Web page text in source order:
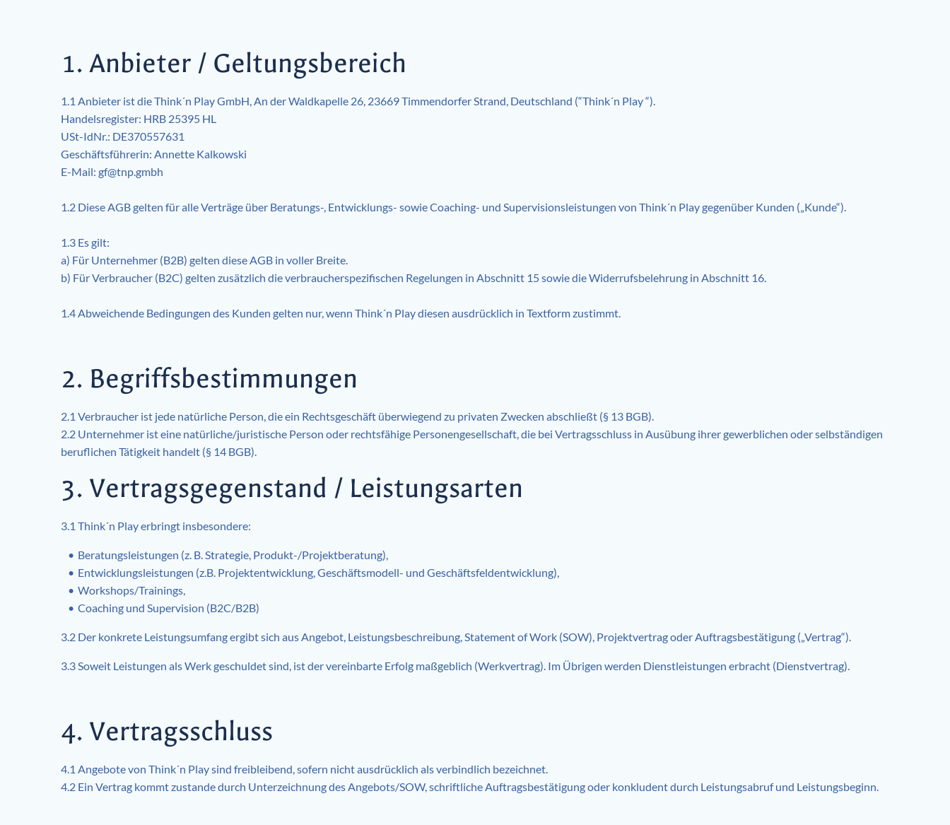
1. Anbieter / Geltungsbereich
1.1 Anbieter ist die Think´n Play GmbH, An der Waldkapelle 26, 23669 Timmendorfer Strand, Deutschland (“Think´n Play “).
Handelsregister: HRB 25395 HL
USt-IdNr.: DE370557631
Geschäftsführerin: Annette Kalkowski
E-Mail: gf@tnp.gmbh
1.2 Diese AGB gelten für alle Verträge über Beratungs-, Entwicklungs- sowie Coaching- und Supervisionsleistungen von Think´n Play gegenüber Kunden („Kunde“).
1.3 Es gilt:
a) Für Unternehmer (B2B) gelten diese AGB in voller Breite.
b) Für Verbraucher (B2C) gelten zusätzlich die verbraucherspezifischen Regelungen in Abschnitt 15 sowie die Widerrufsbelehrung in Abschnitt 16.
1.4 Abweichende Bedingungen des Kunden gelten nur, wenn Think´n Play diesen ausdrücklich in Textform zustimmt.
2. Begriffsbestimmungen
2.1 Verbraucher ist jede natürliche Person, die ein Rechtsgeschäft überwiegend zu privaten Zwecken abschließt (§ 13 BGB).
2.2 Unternehmer ist eine natürliche/juristische Person oder rechtsfähige Personengesellschaft, die bei Vertragsschluss in Ausübung ihrer gewerblichen oder selbständigen
beruflichen Tätigkeit handelt (§ 14 BGB).
3. Vertragsgegenstand / Leistungsarten
3.1 Think´n Play erbringt insbesondere:
Beratungsleistungen (z. B. Strategie, Produkt-/Projektberatung),
Entwicklungsleistungen (z.B. Projektentwicklung, Geschäftsmodell- und Geschäftsfeldentwicklung),
Workshops/Trainings,
Coaching und Supervision (B2C/B2B)
3.2 Der konkrete Leistungsumfang ergibt sich aus Angebot, Leistungsbeschreibung, Statement of Work (SOW), Projektvertrag oder Auftragsbestätigung („Vertrag“).
3.3 Soweit Leistungen als Werk geschuldet sind, ist der vereinbarte Erfolg maßgeblich (Werkvertrag). Im Übrigen werden Dienstleistungen erbracht (Dienstvertrag).
4. Vertragsschluss
4.1 Angebote von Think´n Play sind freibleibend, sofern nicht ausdrücklich als verbindlich bezeichnet.
4.2 Ein Vertrag kommt zustande durch Unterzeichnung des Angebots/SOW, schriftliche Auftragsbestätigung oder konkludent durch Leistungsabruf und Leistungsbeginn.